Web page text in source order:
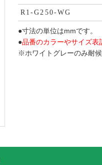
R1-G250-WG
●寸法の単位はmmです。
●品番のカラーやサイズ表
※ホワイトグレーのみ耐